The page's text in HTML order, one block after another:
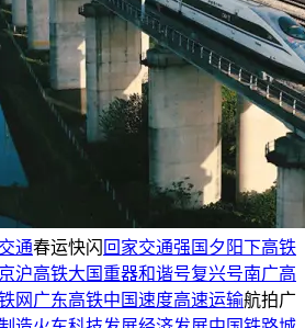
通春运快闪 回家交通强国 夕阳下高铁
京沪高铁大国重器和谐号复兴号南广高
网 广东高铁中国速度高速运输航拍广